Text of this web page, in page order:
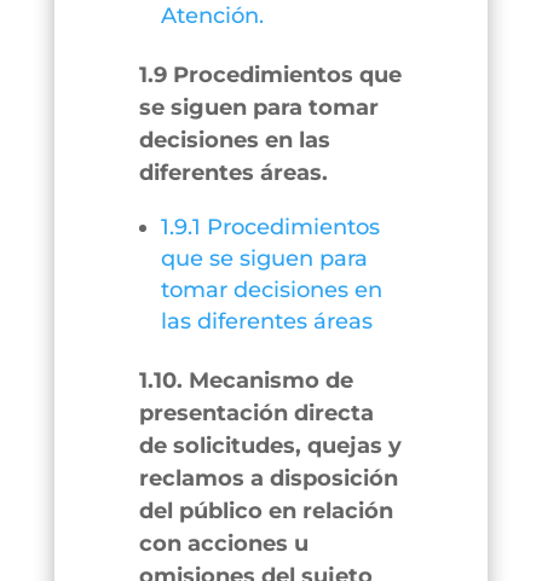
Atención.
1.9 Procedimientos que
se siguen para tomar
decisiones en las
diferentes áreas.
1.9.1 Procedimientos
que se siguen para
tomar decisiones en
las diferentes áreas
1.10. Mecanismo de
presentación directa
de solicitudes, quejas y
reclamos a disposición
del público en relación
con acciones u